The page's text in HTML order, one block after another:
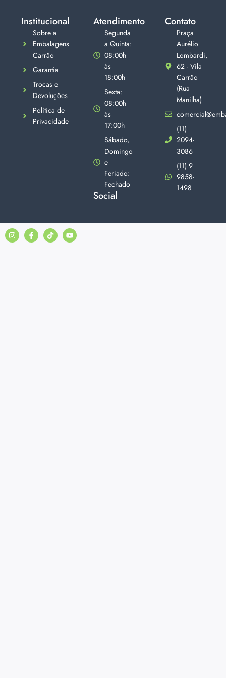
Institucional
Sobre a
Embalagens
Carrão
Garantia
Trocas e
Devoluções
Política de
Privacidade
Atendimento
Segunda
a Quinta:
08:00h
às
18:00h
Sexta:
08:00h
às
17:00h
Sábado,
Domingo
e
Feriado:
Fechado
Social
Contato
Praça
Aurélio
Lombardi,
62 - Vila
Carrão
(Rua
Manilha)
(11)
2094-
3086
(11) 9
9858-
1498